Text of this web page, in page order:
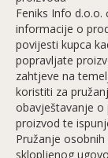
Feniks Info
informacije o
povijesti kupca
popravljate
zahtjeve na
koristiti za
obavještavanje o
proizvod te
Pružanje
sklopljenog